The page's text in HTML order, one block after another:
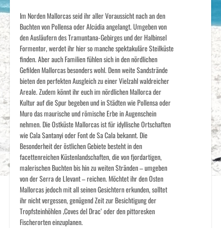
Im Norden Mallorcas seid ihr aller Voraussicht nach an den
Buchten von Pollensa oder Alcúdia angelangt. Umgeben von
den Ausläufern des Tramuntana-Gebirges und der Halbinsel
Formentor, werdet ihr hier so manche spektakuläre Steilküste
finden. Aber auch Familien fühlen sich in den nördlichen
Gefilden Mallorcas besonders wohl. Denn weite Sandstrände
bieten den perfekten Ausgleich zu einer Vielzahl waldreicher
Areale. Zudem könnt ihr euch im nördlichen Mallorca der
Kultur auf die Spur begeben und in Städten wie Pollensa oder
Muro das maurische und römische Erbe in Augenschein
nehmen. Die Ostküste Mallorcas ist für idyllische Ortschaften
wie Cala Santanyi oder Font de Sa Cala bekannt. Die
Besonderheit der östlichen Gebiete besteht in den
facettenreichen Küstenlandschaften, die von fjordartigen,
malerischen Buchten bis hin zu weiten Stränden – umgeben
von der Serra de Llevant – reichen. Möchtet ihr den Osten
Mallorcas jedoch mit all seinen Gesichtern erkunden, solltet
ihr nicht vergessen, genügend Zeit zur Besichtigung der
Tropfsteinhöhlen ‚Coves del Drac‘ oder den pittoresken
Fischerorten einzuplanen.